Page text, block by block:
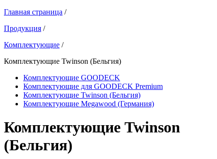
Главная страница /
Продукция /
Комплектующие /
Комплектующие Twinson (Бельгия)
Комплектующие GOODECK
Комплектующие для GOODECK Premium
Комплектующие Twinson (Бельгия)
Комплектующие Megawood (Германия)
Комплектующие Twinson
(Бельгия)